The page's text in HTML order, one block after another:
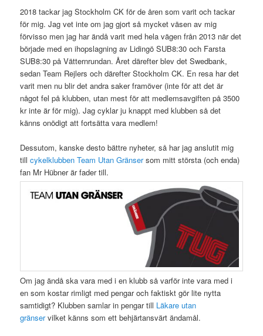
2018 tackar jag Stockholm CK för de åren som varit och tackar
för mig. Jag vet inte om jag gjort så mycket väsen av mig
förvisso men jag har ändå varit med hela vägen från 2013 när det
började med en ihopslagning av Lidingö SUB8:30 och Farsta
SUB8:30 på Vätternrundan. Året därefter blev det Swedbank,
sedan Team Rejlers och därefter Stockholm CK. En resa har det
varit men nu blir det andra saker framöver (inte för att det är
något fel på klubben, utan mest för att medlemsavgiften på 3500
kr inte är för mig). Jag cyklar ju knappt med klubben så det
känns onödigt att fortsätta vara medlem!
Dessutom, kanske desto bättre nyheter, så har jag anslutit mig
tillcykelklubben Team Utan Gränsersom mitt största (och enda)
fan Mr Hübner är fader till.
Om jag ändå ska vara med i en klubb så varför inte vara med i
en som kostar rimligt med pengar och faktiskt gör lite nytta
samtidigt? Klubben samlar in pengar till Läkare utan
gränservilket känns som ett behjärtansvärt ändamål.